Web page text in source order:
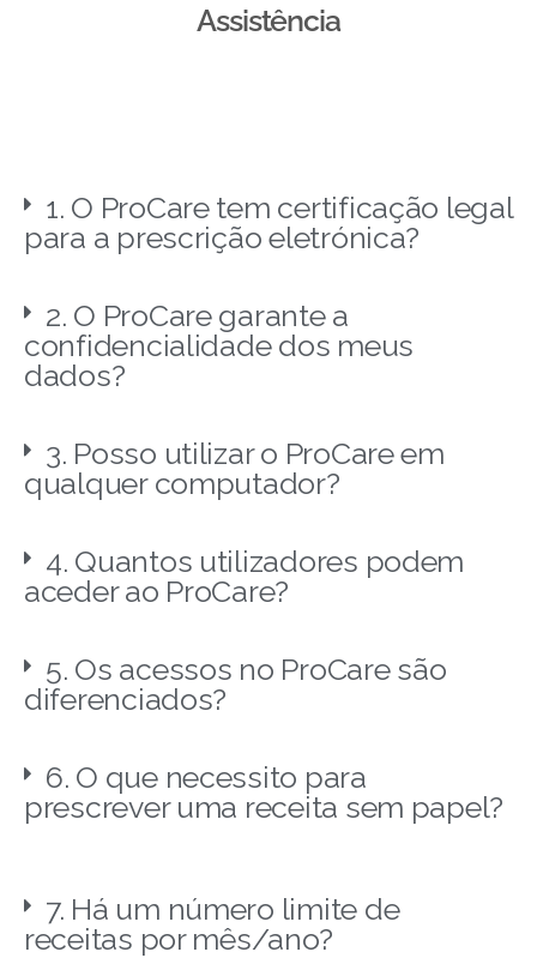
Assistência
1. O ProCare tem certificação legal
para a prescrição eletrónica?
2. O ProCare garante a
confidencialidade dos meus
dados?
3. Posso utilizar o ProCare em
qualquer computador?
4. Quantos utilizadores podem
aceder ao ProCare?
5. Os acessos no ProCare são
diferenciados?
6. O que necessito para
prescrever uma receita sem papel?
7. Há um número limite de
receitas por mês/ano?